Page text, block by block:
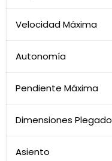
Velocidad Máxima
Autonomía
Pendiente Máxima
Dimensiones Plegado
Asiento